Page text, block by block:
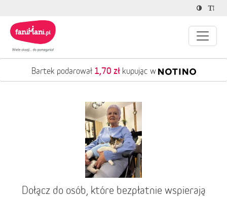
Bartek podarował 1,70 złkupując w
Dołącz do osób, które bezpłatnie wspierają